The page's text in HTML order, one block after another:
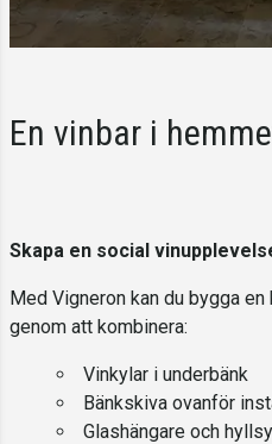
En vinbar i
Skapa en social
Med Vigneron kan du bygga
genom att kombinera:
Vinkylar i underbänk
Bänkskiva ovanför
Glashängare och